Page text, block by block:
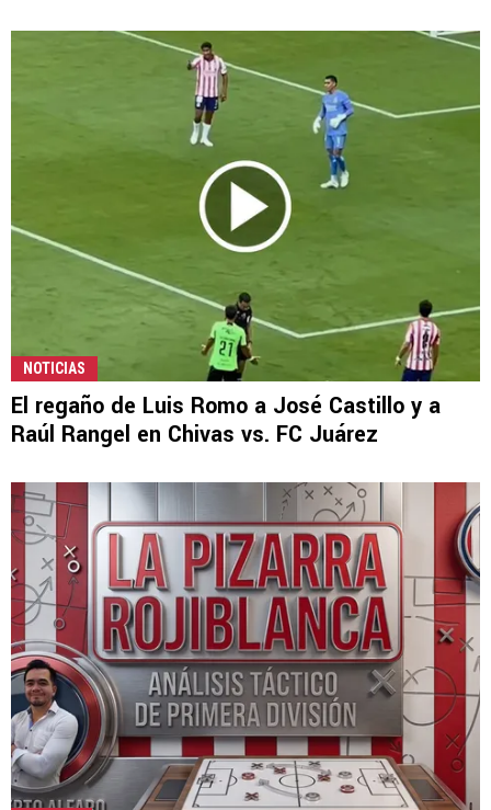
NOTICIAS
El regaño de Luis Romo a José Castillo y a
Raúl Rangel en Chivas vs. FC Juárez